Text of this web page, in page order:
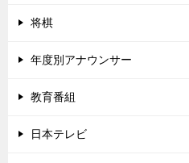
将棋
年度別アナウンサー
教育番組
日本テレビ